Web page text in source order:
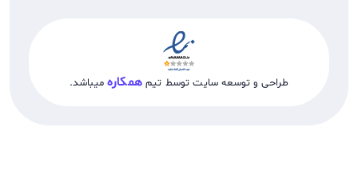
طراحی و توسعه سایت توسط تیمهمکارهمیباشد.